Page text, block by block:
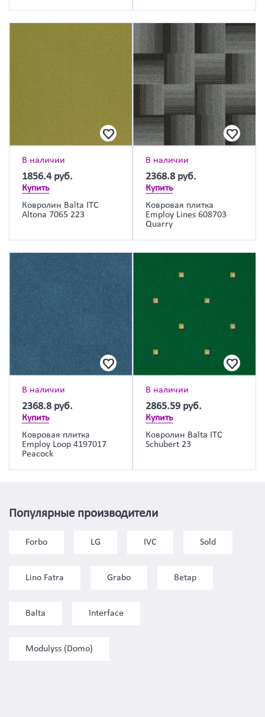
В наличии
1856.4 руб.
Купить
Ковролин Balta ITC
Altona 7065 223
В наличии
2368.8 руб.
Купить
Ковровая плитка
Employ Lines 608703
Quarry
В наличии
2368.8 руб.
Купить
Ковровая плитка
Employ Loop 4197017
Peacock
В наличии
2865.59 руб.
Купить
Ковролин Balta ITC
Schubert 23
Популярные производители
Forbo LG IVC Sold
Lino Fatra Grabo Betap
Balta Interface
Modulyss (Domo)